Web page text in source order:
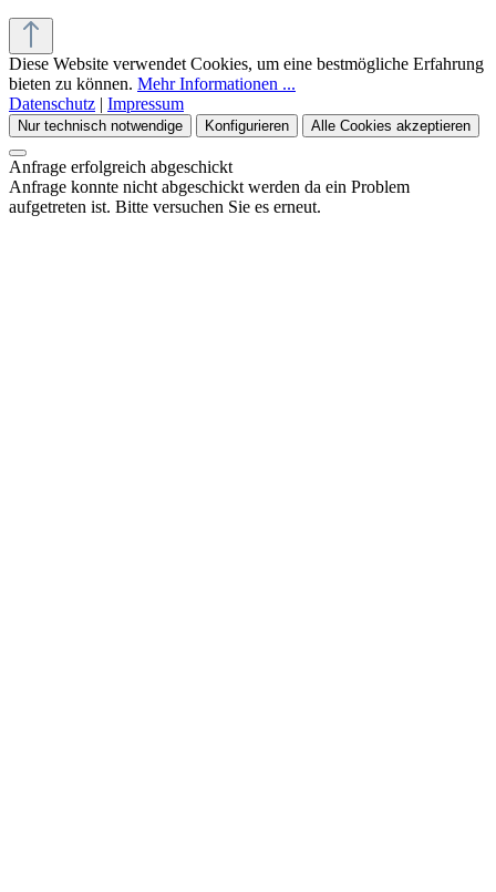
Diese Website verwendet Cookies, um eine bestmögliche Erfahrung
bieten zu können. Mehr Informationen ...
Datenschutz | Impressum
Nur technisch notwendige Konfigurieren Alle Cookies akzeptieren
Anfrage erfolgreich abgeschickt
Anfrage konnte nicht abgeschickt werden da ein Problem
aufgetreten ist. Bitte versuchen Sie es erneut.